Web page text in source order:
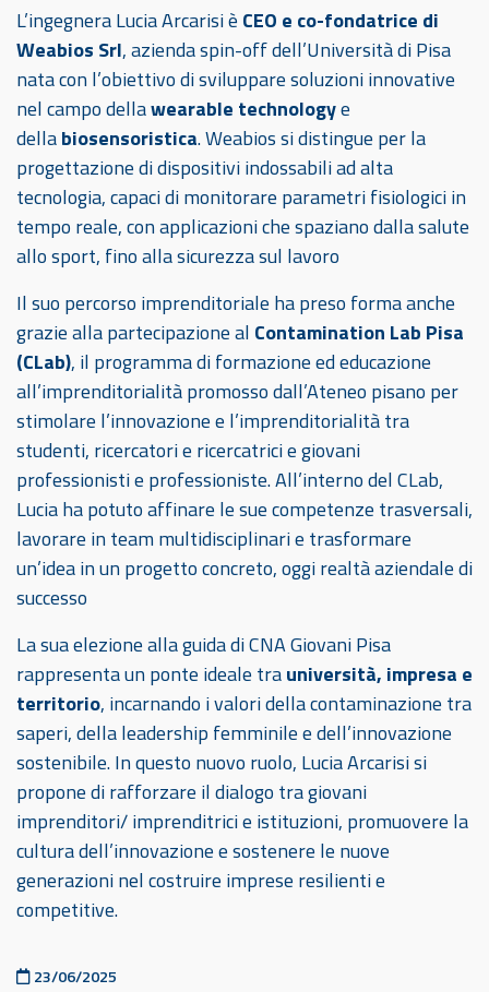
Pubblicato il
23/06/2025
L’ingegnera Lucia Arcarisi è CEO e co-fondatrice di
Weabios Srl, azienda spin-off dell’Università di Pisa
nata con l’obiettivo di sviluppare soluzioni innovative
nel campo dellawearable technologye
dellabiosensoristica. Weabios si distingue per la
progettazione di dispositivi indossabili ad alta
tecnologia, capaci di monitorare parametri fisiologici in
tempo reale, con applicazioni che spaziano dalla salute
allo sport, fino alla sicurezza sul lavoro
Il suo percorso imprenditoriale ha preso forma anche
grazie alla partecipazione al Contamination Lab Pisa
(CLab), il programma di formazione ed educazione
all’imprenditorialità promosso dall’Ateneo pisano per
stimolare l’innovazione e l’imprenditorialità tra
studenti, ricercatori e ricercatrici e giovani
professionisti e professioniste. All’interno del CLab,
Lucia ha potuto affinare le sue competenze trasversali,
lavorare in team multidisciplinari e trasformare
un’idea in un progetto concreto, oggi realtà aziendale di
successo
La sua elezione alla guida di CNA Giovani Pisa
rappresenta un ponte ideale trauniversità, impresa e
territorio, incarnando i valori della contaminazione tra
saperi, della leadership femminile e dell’innovazione
sostenibile. In questo nuovo ruolo, Lucia Arcarisi si
propone di rafforzare il dialogo tra giovani
imprenditori/ imprenditrici e istituzioni, promuovere la
cultura dell’innovazione e sostenere le nuove
generazioni nel costruire imprese resilienti e
competitive.